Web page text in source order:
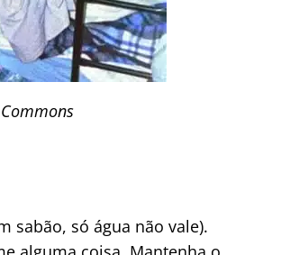
sabão, só água não vale).